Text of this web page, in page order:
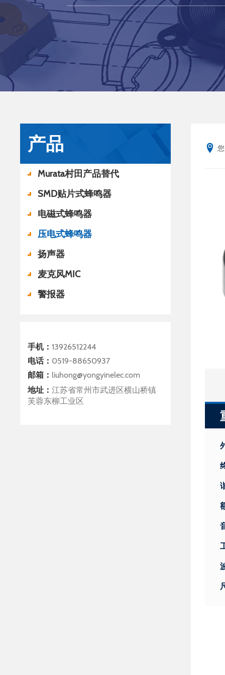
产品
Murata村田产品替代
SMD贴片式蜂鸣器
电磁式蜂鸣器
压电式蜂鸣器
扬声器
麦克风MIC
警报器
手机：13926512244
电话： 0519-88650937
邮箱： liuhong@yongyinelec.com
地址：江苏省常州市武进区横山桥镇
芙蓉东柳工业区